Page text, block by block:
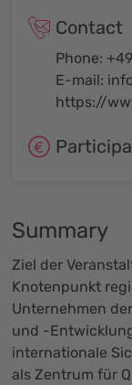
Contact
Phone:
E-mail:
https://
Summary
Ziel der
Knotenpunkt
Unternehmen
und -
internationale
als Zentrum für